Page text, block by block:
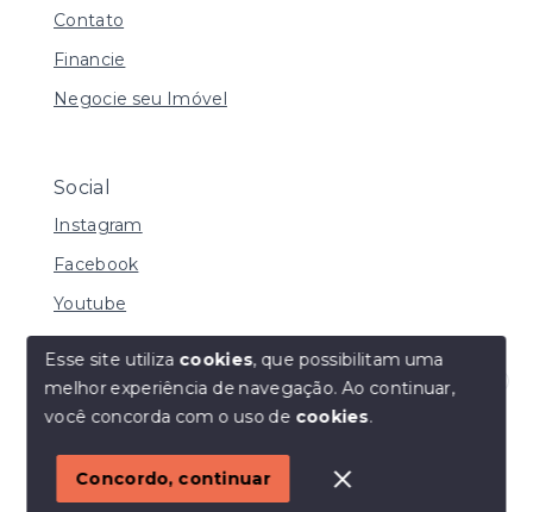
Olá! Estamos disponíveis para te ajudar.
Contato
Financie
Negocie seu Imóvel
Social
Instagram
Facebook
Youtube
© Copyright 2026 - I URBE CONSULTORIA
IMOBILIÁRIA | CRECI 33.934 J - Todos os direitos
SITE PARA IMOBILIARIA
Esse site utiliza cookies, que possibilitam uma
melhor experiência de navegação.Ao continuar,
você concorda com o uso de cookies.
Concordo, continuar